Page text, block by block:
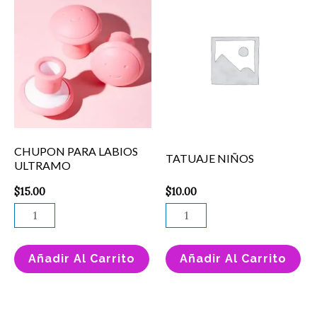
CHUPON PARA LABIOS
ULTRAMO
$15.00
ULTRAMO
cantidad
Añadir Al Carrito
TATUAJE NIÑOS
$10.00
cantidad
Añadir Al Carrito